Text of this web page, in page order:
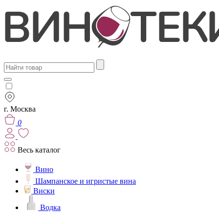
г. Москва
0
Весь каталог
Вино
Шампанское и игристые вина
Виски
Водка